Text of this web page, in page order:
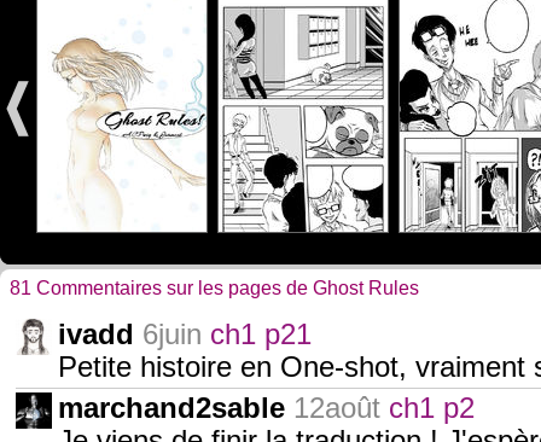
81 Commentaires sur les pages de Ghost Rules
ivadd 6juin ch1 p21
Petite histoire en One-shot,
marchand2sable 12août ch1 p2